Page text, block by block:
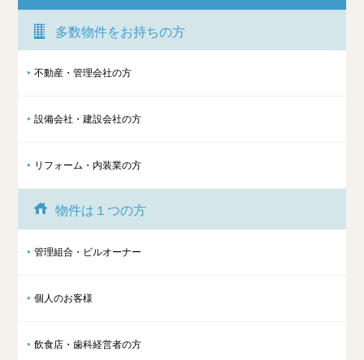
多数物件をお持ちの方
不動産・管理会社の方
設備会社・建設会社の方
リフォーム・内装業の方
物件は１つの方
管理組合・ビルオーナー
個人のお客様
飲食店・歯科経営者の方